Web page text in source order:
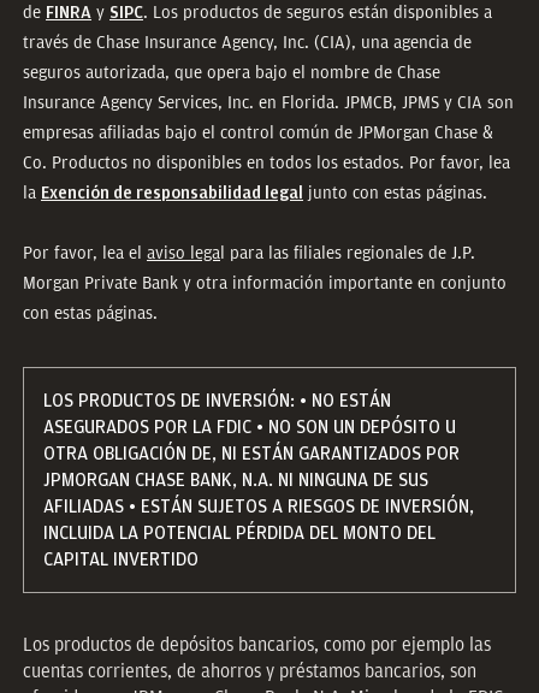
de FINRA y SIPC. Los productos de seguros están disponibles a
través de Chase Insurance Agency, Inc. (CIA), una agencia de
seguros autorizada, que opera bajo el nombre de Chase
Insurance Agency Services, Inc. en Florida. JPMCB, JPMS y CIA son
empresas afiliadas bajo el control común de JPMorgan Chase &
Co. Productos no disponibles en todos los estados. Por favor, lea
la Exención de responsabilidad legal junto con estas páginas.
Por favor, lea el aviso legal para las filiales regionales de J.P.
Morgan Private Bank y otra información importante en conjunto
con estas páginas.
LOS PRODUCTOS DE INVERSIÓN: • NO ESTÁN
ASEGURADOS POR LA FDIC • NO SON UN DEPÓSITO U
OTRA OBLIGACIÓN DE, NI ESTÁN GARANTIZADOS POR
JPMORGAN CHASE BANK, N.A. NI NINGUNA DE SUS
AFILIADAS • ESTÁN SUJETOS A RIESGOS DE INVERSIÓN,
INCLUIDA LA POTENCIAL PÉRDIDA DEL MONTO DEL
CAPITAL INVERTIDO
Los productos de depósitos bancarios, como por ejemplo las
cuentas corrientes, de ahorros y préstamos bancarios, son